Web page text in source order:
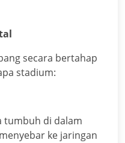
secara bertahap
stadium:
tumbuh di dalam
ke jaringan